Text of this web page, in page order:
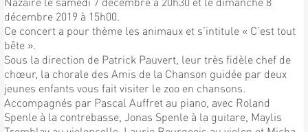
décembre 2019 à 15h00.
Ce concert a pour thème les animaux et s’intitule « C’est tout
bête ».
Sous la direction de Patrick Pauvert, leur très fidèle chef de
chœur, la chorale des Amis de la Chanson guidée par deux
jeunes enfants vous fait visiter le zoo en chansons.
Accompagnés par Pascal Auffret au piano, avec Roland
Spenle à la contrebasse, Jonas Spenle à la guitare, Maylis